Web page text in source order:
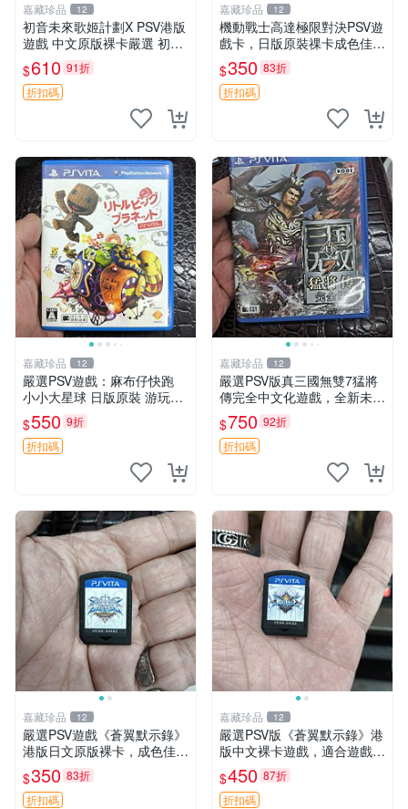
嘉藏珍品 12
初音未來歌姬計劃X PSV港版
遊戲 中文原版裸卡嚴選 初音
未來 畫集 游戲 限量版
$610 91折
折扣碼
嘉藏珍品 12
機動戰士高達極限對決PSV遊
戲卡，日版原裝祼卡成色佳
機動戰士高達極限對決 PSV
日版 裸卡 成品
$350 83折
折扣碼
嘉藏珍品 12
嚴選PSV遊戲：麻布仔快跑
小小大星球 日版原裝 游玩成
色佳 小小大星球 psv 麻布仔
快跑 測試無誤
$550 9折
折扣碼
嘉藏珍品 12
嚴選PSV版真三國無雙7猛將
傳完全中文化遊戲，全新未拆
封宛如新的一樣！ 真三國無
雙 七 猛將傳 PSV 游戲
$750 92折
折扣碼
嘉藏珍品 12
嚴選PSV遊戲《蒼翼默示錄》
港版日文原版裸卡，成色佳
蒼翼 默示錄 PSV 港版
$350 83折
折扣碼
嘉藏珍品 12
嚴選PSV版《蒼翼默示錄》港
版中文裸卡遊戲，適合遊戲收
藏 蒼翼默示錄 PSV 港版 獨玩
$450 87折
折扣碼